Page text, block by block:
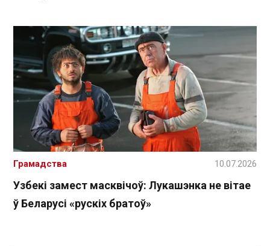
Узбекі замест масквічоў: Лукашэнка не вітае
ў Беларусі «рускіх братоў»
Грамадства 10.07.2026